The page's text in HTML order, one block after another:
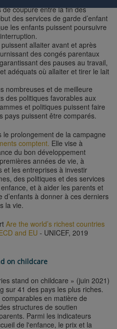
de coupure entre la fin des
des services de garde d’enfant
les enfants puissent poursuivre
allaiter avant et après
des congés parentaux
des pauses au travail,
adéquats où allaiter et tirer le lait
nombreuses et de meilleure
des politiques favorables aux
et politiques puissent faire
pays puissent être comparés.
le prolongement de la campagne
comptent. Elle vise à
du bon développement
années de vie, à
et les entreprises à investir
des politiques et des services
et à aider les parents et
à donner à ces derniers
la vie.
Are the world’s richest countries
and EU - UNICEF, 2019
on childcare
stand on childcare » (juin 2021)
sur 41 des pays les plus riches.
en matière de
structures de soutien
Parmi les indicateurs
de l'enfance, le prix et la